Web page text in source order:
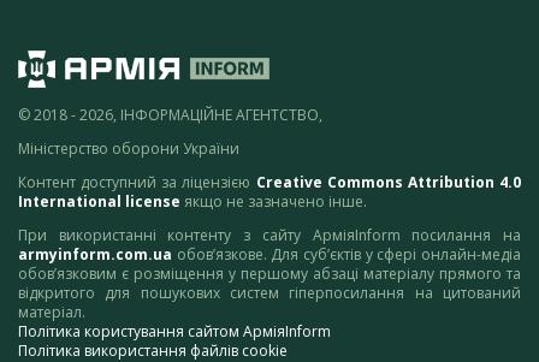
© 2018 - 2026, ІНФОРМАЦІЙНЕ АГЕНТСТВО,
Міністерство оборони України
Контент доступний за ліцензією Creative Commons Attribution 4.0
International license якщо не зазначено інше.
При використанні контенту з сайту АрміяInform посилання на
armyinform.com.ua обов’язкове. Для суб’єктів у сфері онлайн-медіа
обов’язковим є розміщення у першому абзаці матеріалу прямого та
відкритого для пошукових систем гіперпосилання на цитований
матеріал.
Політика користування сайтом АрміяInform
Політика використання файлів cookie